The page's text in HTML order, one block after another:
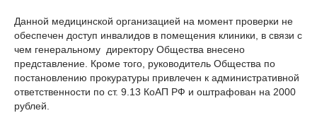
Данной медицинской организацией на момент проверки не
обеспечен доступ инвалидов в помещения клиники, в связи с
чем генеральному директору Общества внесено
представление. Кроме того, руководитель Общества по
постановлению прокуратуры привлечен к административной
ответственности по ст. 9.13 КоАП РФ и оштрафован на 2000
рублей.